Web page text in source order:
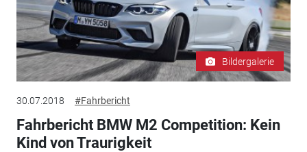
Bildergalerie
30.07.2018 #Fahrbericht
Fahrbericht BMW M2 Competition: Kein
Kind von Traurigkeit